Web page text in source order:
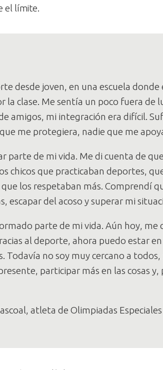
el límite.
desde joven, en una escuela
la clase. Me sentía un poco fuera de
amigos, mi integración era difícil.
me protegiera, nadie que me
parte de mi vida. Me di cuenta de
chicos que practicaban deportes,
los respetaban más. Comprendí
escapar del acoso y superar mi
parte de mi vida. Aún hoy, me
al deporte, ahora puedo estar en
Todavía no soy muy cercano a todos,
participar más en las cosas y,
atleta de Olimpiadas